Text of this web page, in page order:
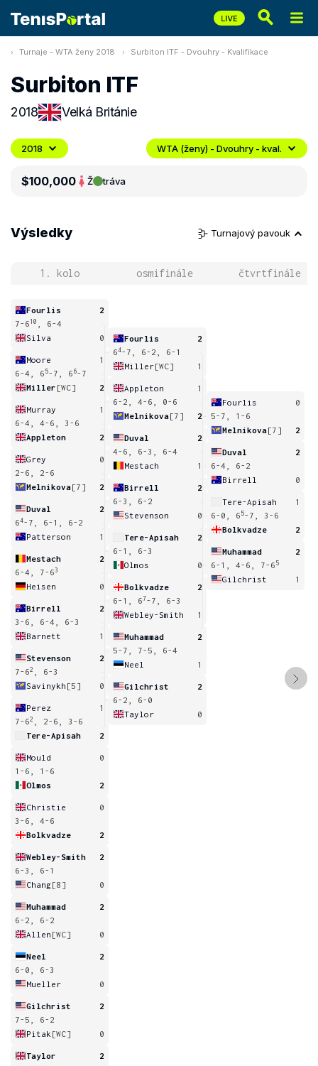
Turnaje - WTA ženy 2018 Surbiton ITF - Dvouhry - Kvalifikace
Surbiton ITF
2018 Velká Británie
2018 WTA (ženy) - Dvouhry - kval.
$100,000 Ž tráva
Výsledky Turnajový pavouk
1. kolo osmifinále čtvrtfinále
Fourlis
2
7-6 10
, 6-4
Silva
0
Moore
1
6-4, 6 5-7, 6 6-7
Miller [WC] 2
Murray
1
6-4, 4-6, 3-6
Appleton
2
Grey
0
2-6, 2-6
Melnikova[7] 2
Duval
2
64-7, 6-1, 6-2
Patterson
1
Mestach
2
6-4, 7-63
Heisen 0
Birrell
2
3-6, 6-4, 6-3
Barnett
1
Stevenson
2
7-62
, 6-3
Savinykh [5] 0
Perez
1
7-62
, 2-6, 3-6
Tere-Apisah
2
Mould
0
1-6, 1-6
Olmos
2
Christie
0
3-6, 4-6
Bolkvadze
2
Webley-Smith
2
6-3, 6-1
Chang[8] 0
Muhammad
2
6-2, 6-2
Allen [WC] 0
Neel
2
6-0, 6-3
Mueller
0
Gilchrist
2
7-5, 6-2
Pitak [WC] 0
Taylor
2
Fourlis
2
64-7, 6-2, 6-1
Miller[WC] 1
Appleton
1
6-2, 4-6, 0-6
Melnikova[7] 2
Duval
2
4-6, 6-3, 6-4
Mestach
1
Birrell
2
6-3, 6-2
Stevenson
0
Tere-Apisah
2
6-1, 6-3
Olmos
0
Bolkvadze
2
6-1, 67-7, 6-3
Webley-Smith
1
Muhammad
2
5-7, 7-5, 6-4
Neel
1
Gilchrist
2
6-2, 6-0
Taylor
0
Fourlis
0
5-7, 1-6
Melnikova[7] 2
Duval
2
6-4, 6-2
Birrell
0
Tere-Apisah
1
6-0, 6 5-7, 3-6
Bolkvadze
2
Muhammad
2
6-1, 4-6, 7-6 5
Gilchrist 1